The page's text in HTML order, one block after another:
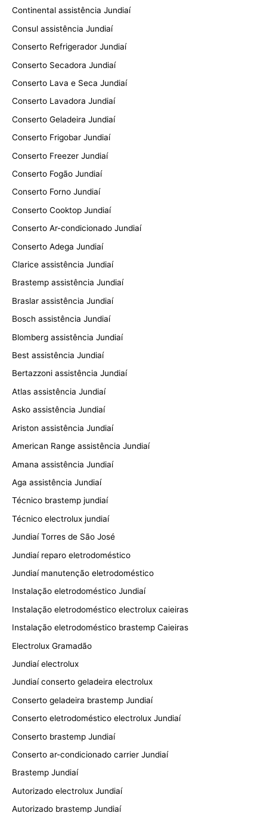
Continental assistência Jundiaí
Consul assistência Jundiaí
Conserto Refrigerador Jundiaí
Conserto Secadora Jundiaí
Conserto Lava e Seca Jundiaí
Conserto Lavadora Jundiaí
Conserto Geladeira Jundiaí
Conserto Frigobar Jundiaí
Conserto Freezer Jundiaí
Conserto Fogão Jundiaí
Conserto Forno Jundiaí
Conserto Cooktop Jundiaí
Conserto Ar-condicionado Jundiaí
Conserto Adega Jundiaí
Clarice assistência Jundiaí
Brastemp assistência Jundiaí
Braslar assistência Jundiaí
Bosch assistência Jundiaí
Blomberg assistência Jundiaí
Best assistência Jundiaí
Bertazzoni assistência Jundiaí
Atlas assistência Jundiaí
Asko assistência Jundiaí
Ariston assistência Jundiaí
American Range assistência Jundiaí
Amana assistência Jundiaí
Aga assistência Jundiaí
Técnico brastemp jundiaí
Técnico electrolux jundiaí
Jundiaí Torres de São José
Jundiaí reparo eletrodoméstico
Jundiaí manutenção eletrodoméstico
Instalação eletrodoméstico Jundiaí
Instalação eletrodoméstico electrolux caieiras
Instalação eletrodoméstico brastemp Caieiras
Electrolux Gramadão
Jundiaí electrolux
Jundiaí conserto geladeira electrolux
Conserto geladeira brastemp Jundiaí
Conserto eletrodoméstico electrolux Jundiaí
Conserto brastemp Jundiaí
Conserto ar-condicionado carrier Jundiaí
Brastemp Jundiaí
Autorizado electrolux Jundiaí
Autorizado brastemp Jundiaí